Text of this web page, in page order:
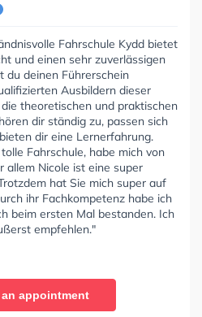
Fahrschule Kydd bietet
und einen sehr zuverlässigen
du deinen Führerschein
Ausbildern dieser
theoretischen und praktischen
dir ständig zu, passen sich
dir eine Lernerfahrung.
Fahrschule, habe mich von
allem Nicole ist eine super
hat Sie mich super auf
ihr Fachkompetenz habe ich
beim ersten Mal bestanden. Ich
empfehlen."
appointment